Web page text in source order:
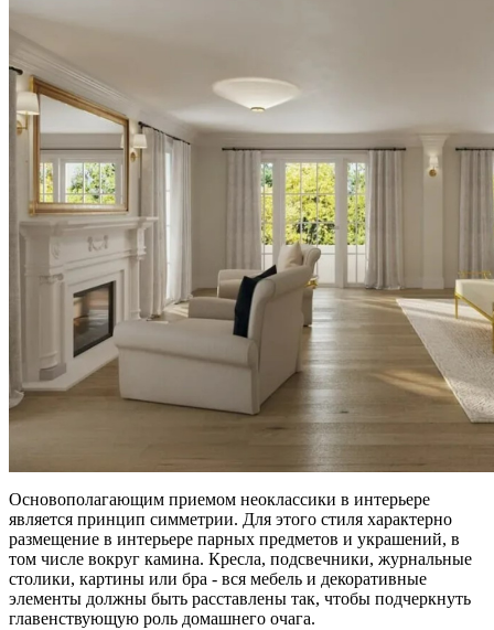
Основополагающим приемом неоклассики в интерьере
является принцип симметрии. Для этого стиля характерно
размещение в интерьере парных предметов и украшений, в
том числе вокруг камина. Кресла, подсвечники, журнальные
столики, картины или бра - вся мебель и декоративные
элементы должны быть расставлены так, чтобы подчеркнуть
главенствующую роль домашнего очага.